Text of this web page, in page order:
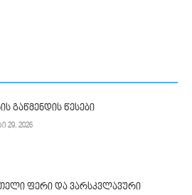
გაწმენდის წესები
29, 2026
ფერი და ვარსკვლავური